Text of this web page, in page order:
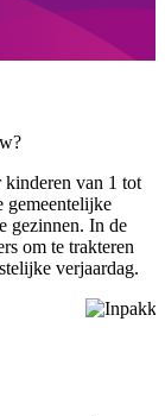
kinderen van 1 tot
gemeentelijke
gezinnen. In de
om te trakteren
verjaardag.